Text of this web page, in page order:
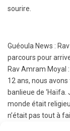
sourire.
Guéoula News :
parcours pour
Rav Amram Moyal
12 ans, nous
banlieue de ‘Haïfa.
monde était
n’était pas tout à